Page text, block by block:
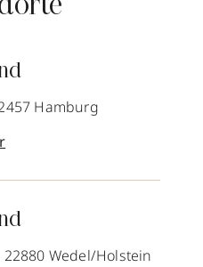
Hamburg
22880 Wedel/Holstein